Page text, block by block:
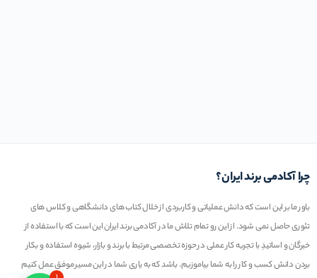
چرا آکادمی برند ایران؟
باور ما بر این است که دانش عملیاتی و کاربردی از خلال کتاب های دانشگاهی و کلاس های
تئوری حاصل نمی شود. از این رو تمام تلاش ما در آکادمی برند ایران این است که با استفاده از
خبرگان و اساتیدِ با تجربه کار عملی در حوزه تخصصی مرتبط با برند و بازار، شیوه استفاده و بکار
بردن دانش کسب و کار را به شما بیاموزیم. باشد که به یاری شما در این مسیر موفق عمل کنیم